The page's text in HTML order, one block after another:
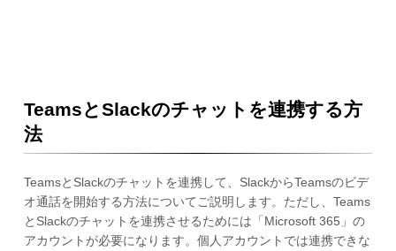
TeamsとSlackのチャットを連携する方
法
TeamsとSlackのチャットを連携して、SlackからTeamsのビデ
オ通話を開始する方法についてご説明します。ただし、Teams
とSlackのチャットを連携させるためには「Microsoft 365」の
アカウントが必要になります。個人アカウントでは連携できな